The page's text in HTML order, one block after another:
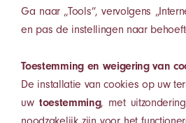
Ga naar „Tools”, vervolgens
en pas de instellingen naar
Toestemming en weigering van
De installatie van cookies op uw
uw toestemming, met